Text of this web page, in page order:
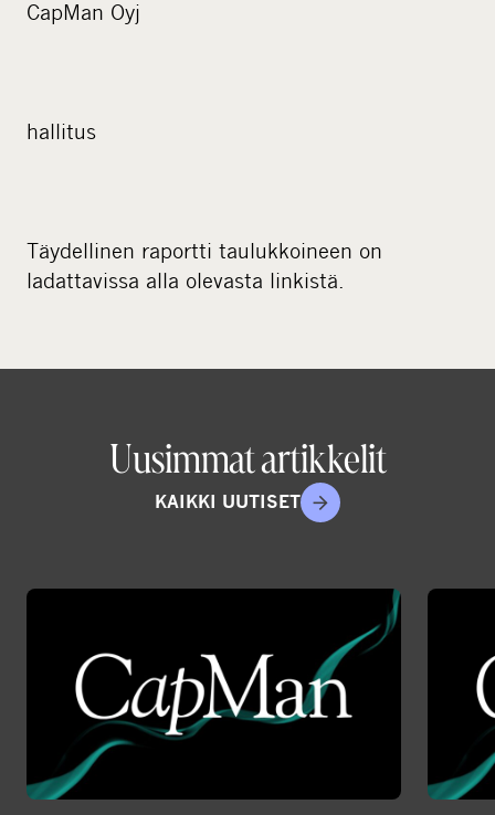
CapMan Oyj
hallitus
Täydellinen raportti taulukkoineen on
ladattavissa alla olevasta linkistä.
Uusimmat artikkelit
KAIKKI UUTISET